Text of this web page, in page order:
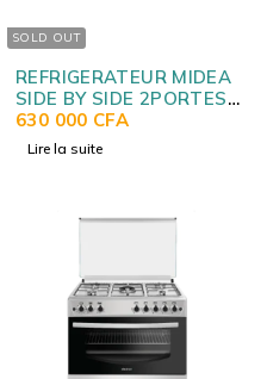
SOLD OUT
REFRIGERATEUR MIDEA
SIDE BY SIDE 2PORTES
710LITRES NOIR
710FGF22
630 000 CFA
Lire la suite